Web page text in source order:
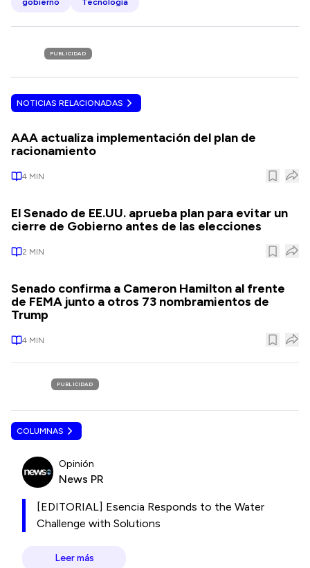
gobierno Tecnología
PUBLICIDAD
NOTICIAS RELACIONADAS
AAA actualiza implementación del plan de
racionamiento
4 MIN
El Senado de EE.UU. aprueba plan para evitar un
cierre de Gobierno antes de las elecciones
2 MIN
Senado confirma a Cameron Hamilton al frente
de FEMA junto a otros 73 nombramientos de
Trump
4 MIN
PUBLICIDAD
COLUMNAS
Opinión
News PR
[EDITORIAL] Esencia Responds to the Water
Challenge with Solutions
Leer más